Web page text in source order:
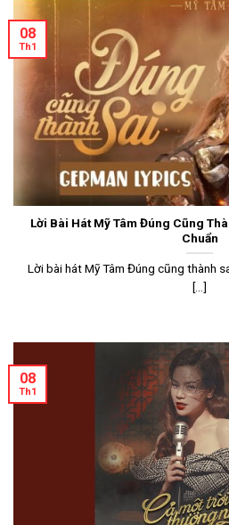
Lời Bài Hát Mỹ Tâm Đúng Cũng
Chuẩn
Lời bài hát Mỹ Tâm Đúng cũng thành
[...]
08
Th1
08
Th1